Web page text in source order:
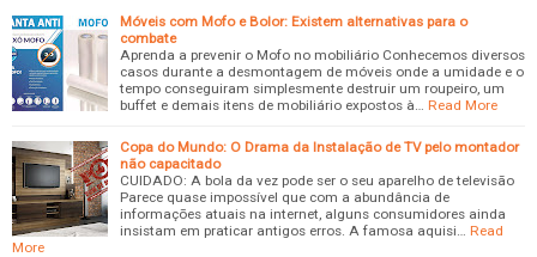
Móveis com Mofo e Bolor: Existem alternativas para o
combate
Aprenda a prevenir o Mofo no mobiliário Conhecemos diversos
casos durante a desmontagem de móveis onde a umidade e o
tempo conseguiram simplesmente destruir um roupeiro, um
buffet e demais itens de mobiliário expostos à…
Read More
Copa do Mundo: O Drama da Instalação de TV pelo montador
não capacitado
CUIDADO: A bola da vez pode ser o seu aparelho de televisão
Parece quase impossível que com a abundância de
informações atuais na internet, alguns consumidores ainda
insistam em praticar antigos erros. A famosa aquisi…
Read
More